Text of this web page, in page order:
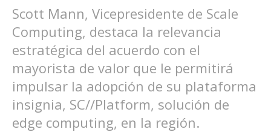
Scott Mann, Vicepresidente de Scale
Computing, destaca la relevancia
estratégica del acuerdo con el
mayorista de valor que le permitirá
impulsar la adopción de su plataforma
insignia, SC//Platform, solución de
edge computing, en la región.